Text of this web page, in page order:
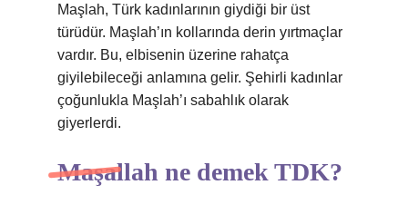
Maşlah, Türk kadınlarının giydiği bir üst
türüdür. Maşlah’ın kollarında derin yırtmaçlar
vardır. Bu, elbisenin üzerine rahatça
giyilebileceği anlamına gelir. Şehirli kadınlar
çoğunlukla Maşlah’ı sabahlık olarak
giyerlerdi.
Maşallah ne demek TDK?